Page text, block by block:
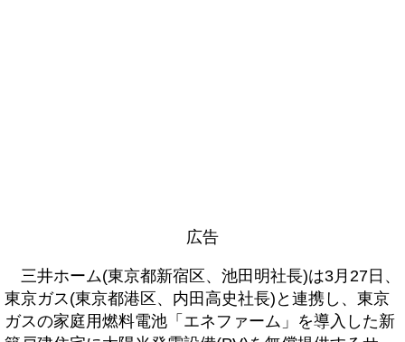
広告
三井ホーム(東京都新宿区、池田明社長)は3月27日、
東京ガス(東京都港区、内田高史社長)と連携し、東京
ガスの家庭用燃料電池「エネファーム」を導入した新